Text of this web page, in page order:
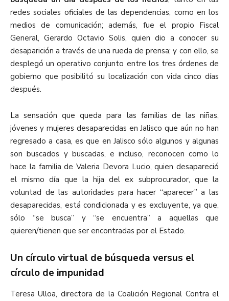
redes sociales oficiales de las dependencias, como en los
medios de comunicación; además, fue el propio Fiscal
General, Gerardo Octavio Solis, quien dio a conocer su
desaparición a través de una rueda de prensa; y con ello, se
desplegó un operativo conjunto entre los tres órdenes de
gobierno que posibilitó su localización con vida cinco días
después.
La sensación que queda para las familias de las niñas,
jóvenes y mujeres desaparecidas en Jalisco que aún no han
regresado a casa, es que en Jalisco sólo algunos y algunas
son buscados y buscadas, e incluso, reconocen como lo
hace la familia de Valeria Devora Lucio, quien desapareció
el mismo día que la hija del ex subprocurador, que la
voluntad de las autoridades para hacer “aparecer” a las
desaparecidas, está condicionada y es excluyente, ya que,
sólo “se busca” y “se encuentra” a aquellas que
quieren/tienen que ser encontradas por el Estado.
Un círculo virtual de búsqueda versus el
círculo de impunidad
Teresa Ulloa, directora de la Coalición Regional Contra el